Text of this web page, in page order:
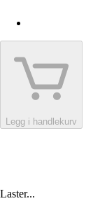
Legg i handlekurv
Laster...